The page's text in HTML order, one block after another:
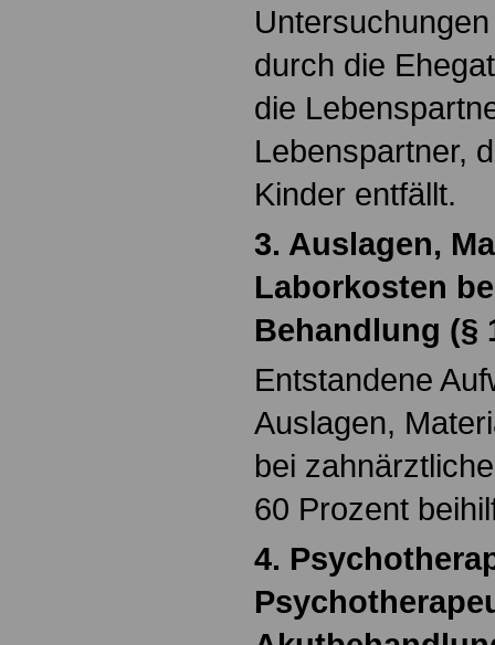
durch die
die
Lebenspartner,
Kinder entfällt.
3. Auslagen,
Laborkosten
Behandlung (§
Entstandene
Auslagen,
bei
60 Prozent
4.